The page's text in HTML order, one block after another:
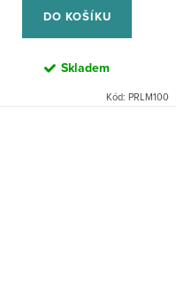
DO KOŠÍKU
Skladem
Kód: PRLM100